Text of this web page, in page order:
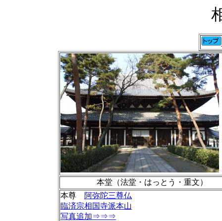
本堂（法堂・はっとう・重文）
本尊
阿弥陀三尊仏
臨済宗相国寺派本山
写真追加⇒⇒⇒